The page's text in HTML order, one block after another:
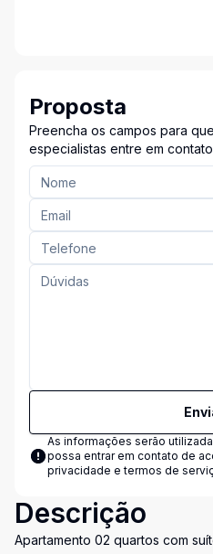
Proposta
Preencha os campos para
especialistas entre em contato
As informações serão
possa entrar em contato de
privacidade e termos de
Descrição
Apartamento 02 quartos com